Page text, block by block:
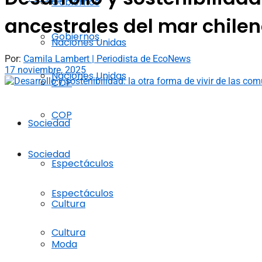
Naciones Unidas
COP
Sociedad
Espectáculos
Cultura
Moda
Gobiernos
Naciones Unidas
COP
Sociedad
Espectáculos
Cultura
ancestrales del mar
Por: Camila Lambert | Periodista de EcoNews
17 noviembre, 2025